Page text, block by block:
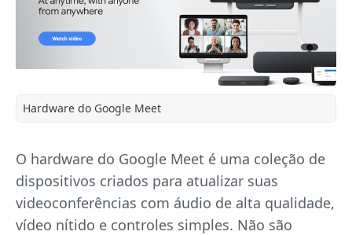
Hardware do Google Meet
O hardware do Google Meet é uma coleção de
dispositivos criados para atualizar suas
videoconferências com áudio de alta qualidade,
vídeo nítido e controles simples. Não são